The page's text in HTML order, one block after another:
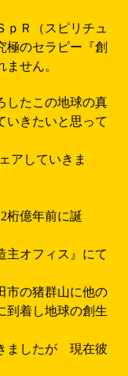
ｐＲ（スピリチュ
極のセラピー『創
せん。
したこの地球の真
いきたいと思って
アしていきま
桁億年前に誕
主オフィス』にて
市の猪群山に他の
到着し地球の創生
ましたが 現在彼